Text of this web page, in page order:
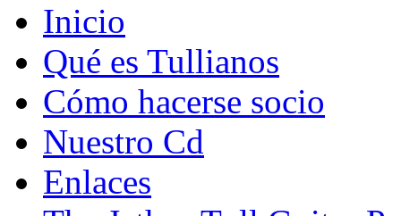
Inicio
Qué es Tullianos
Cómo hacerse socio
Nuestro Cd
Enlaces